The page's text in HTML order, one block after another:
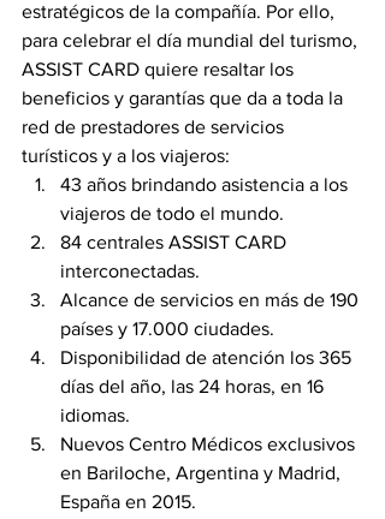
estratégicos de la compañía. Por ello,
para celebrar el día mundial del turismo,
ASSIST CARD quiere resaltar los
beneficios y garantías que da a toda la
red de prestadores de servicios
turísticos y a los viajeros:
43 años brindando asistencia a los
viajeros de todo el mundo.
84 centrales ASSIST CARD
interconectadas.
Alcance de servicios en más de 190
países y 17.000 ciudades.
Disponibilidad de atención los 365
días del año, las 24 horas, en 16
idiomas.
Nuevos Centro Médicos exclusivos
en Bariloche, Argentina y Madrid,
España en 2015.